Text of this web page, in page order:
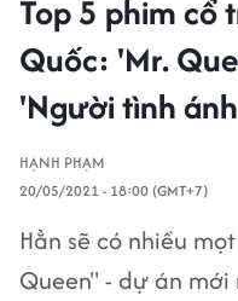
Top 5 phim cổ
Quốc: 'Mr.
'Người tình
HẠNH PHẠM
20/05/2021 - 18:00 (GMT+7)
Hẳn sẽ có nhiều
Queen" - dự án